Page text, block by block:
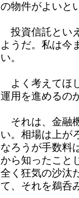
の物件がよいと
投資信託とい
ようだ。私は今
い。
よく考えてほ
運用を進めるの
それは、金融
い。相場は上が
なろうが手数料
から知ったこと
全く狂気の沙汰
て、それを鵜呑